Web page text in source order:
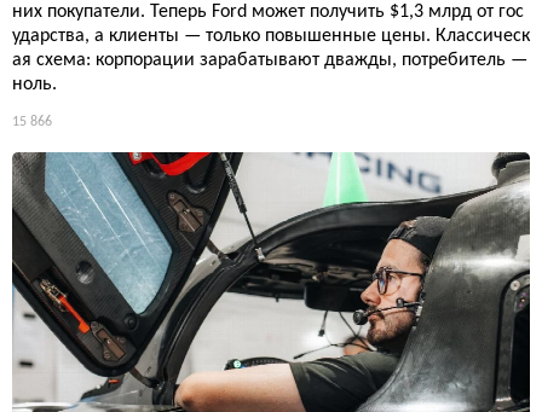
них покупатели. Теперь Ford может получить $1,3 млрд от гос
ударства, а клиенты — только повышенные цены. Классическ
ая схема: корпорации зарабатывают дважды, потребитель —
ноль.
15 866